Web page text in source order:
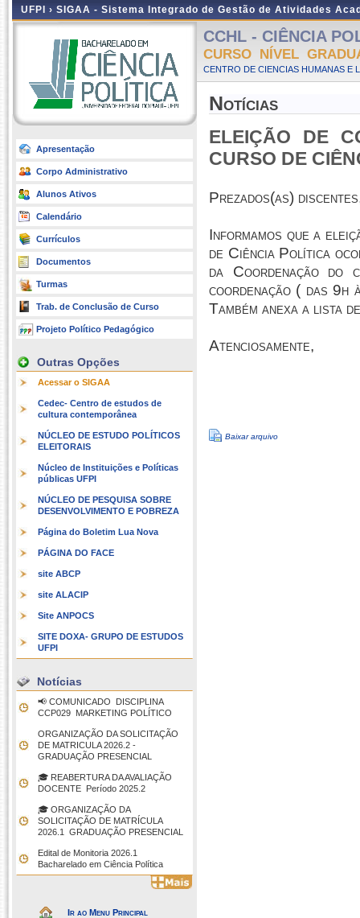
UFPI › SIGAA - Sistema Integrado de Gestão de Atividades
Apresentação
Corpo Administrativo
Alunos Ativos
Calendário
Currículos
Documentos
Turmas
Trab. de Conclusão de Curso
Projeto Político Pedagógico
Outras Opções
Acessar o SIGAA
Cedec- Centro de estudos de
cultura contemporânea
NÚCLEO DE ESTUDO POLÍTICOS
ELEITORAIS
Núcleo de Instituições e Políticas
públicas UFPI
NÚCLEO DE PESQUISA SOBRE
DESENVOLVIMENTO E POBREZA
Página do Boletim Lua Nova
PÁGINA DO FACE
site ABCP
site ALACIP
Site ANPOCS
SITE DOXA- GRUPO DE ESTUDOS
UFPI
Notícias
📢 COMUNICADO  DISCIPLINA
CCP029  MARKETING POLÍTICO
ORGANIZAÇÃO DA SOLICITAÇÃO
DE MATRICULA 2026.2 -
GRADUAÇÃO PRESENCIAL
🎓 REABERTURA DA AVALIAÇÃO
DOCENTE  Período 2025.2
🎓 ORGANIZAÇÃO DA
SOLICITAÇÃO DE MATRÍCULA
2026.1  GRADUAÇÃO PRESENCIAL
Edital de Monitoria 2026.1 
Bacharelado em Ciência Política
Ir ao Menu Principal
CCHL - CIÊNCIA
CURSO NÍVEL
CENTRO DE CIENCIAS HUMANAS E
Notícias
ELEIÇÃO DE
CURSO DE
Prezados(as)
Informamos que a
de Ciência Política
da Coordenação do
coordenação ( das 9h
Também anexa a lista
Atenciosamente,
Baixar arquivo